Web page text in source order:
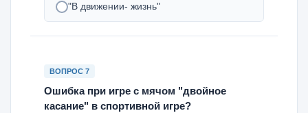
"В движении- жизнь"
ВОПРОС 7
Ошибка при игре с мячом "двойное
касание" в спортивной игре?